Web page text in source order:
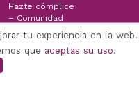
Hazte cómplice
– Comunidad
tu experiencia en la web.
que aceptas su uso.